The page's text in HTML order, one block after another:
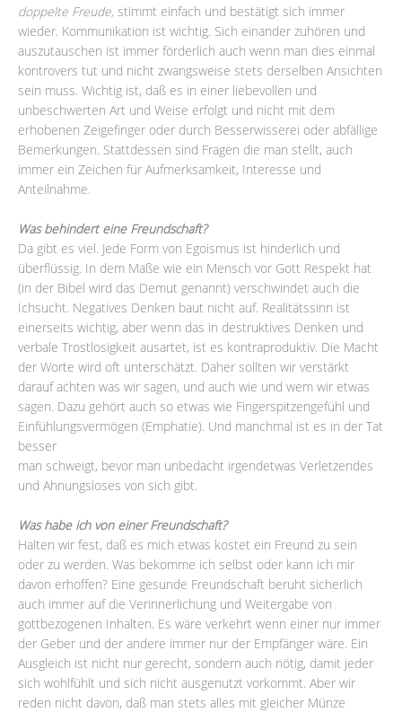
doppelte Freude, stimmt einfach und bestätigt sich immer
wieder. Kommunikation ist wichtig. Sich einander zuhören und
auszutauschen ist immer förderlich auch wenn man dies einmal
kontrovers tut und nicht zwangsweise stets derselben Ansichten
sein muss. Wichtig ist, daß es in einer liebevollen und
unbeschwerten Art und Weise erfolgt und nicht mit dem
erhobenen Zeigefinger oder durch Besserwisserei oder abfällige
Bemerkungen. Stattdessen sind Fragen die man stellt, auch
immer ein Zeichen für Aufmerksamkeit, Interesse und
Anteilnahme.
Was behindert eine Freundschaft?
Da gibt es viel. Jede Form von Egoismus ist hinderlich und
überflüssig. In dem Maße wie ein Mensch vor Gott Respekt hat
(in der Bibel wird das Demut genannt) verschwindet auch die
Ichsucht. Negatives Denken baut nicht auf. Realitätssinn ist
einerseits wichtig, aber wenn das in destruktives Denken und
verbale Trostlosigkeit ausartet, ist es kontraproduktiv. Die Macht
der Worte wird oft unterschätzt. Daher sollten wir verstärkt
darauf achten was wir sagen, und auch wie und wem wir etwas
sagen. Dazu gehört auch so etwas wie Fingerspitzengefühl und
Einfühlungsvermögen (Emphatie). Und manchmal ist es in der Tat
besser
man schweigt, bevor man unbedacht irgendetwas Verletzendes
und Ahnungsloses von sich gibt.
Was habe ich von einer Freundschaft?
Halten wir fest, daß es mich etwas kostet ein Freund zu sein
oder zu werden. Was bekomme ich selbst oder kann ich mir
davon erhoffen? Eine gesunde Freundschaft beruht sicherlich
auch immer auf die Verinnerlichung und Weitergabe von
gottbezogenen Inhalten. Es wäre verkehrt wenn einer nur immer
der Geber und der andere immer nur der Empfänger wäre. Ein
Ausgleich ist nicht nur gerecht, sondern auch nötig, damit jeder
sich wohlfühlt und sich nicht ausgenutzt vorkommt. Aber wir
reden nicht davon, daß man stets alles mit gleicher Münze